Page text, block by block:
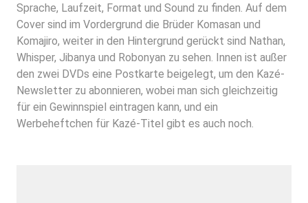
Sprache, Laufzeit, Format und Sound zu finden. Auf dem
Cover sind im Vordergrund die Brüder Komasan und
Komajiro, weiter in den Hintergrund gerückt sind Nathan,
Whisper, Jibanya und Robonyan zu sehen. Innen ist außer
den zwei DVDs eine Postkarte beigelegt, um den Kazé-
Newsletter zu abonnieren, wobei man sich gleichzeitig
für ein Gewinnspiel eintragen kann, und ein
Werbeheftchen für Kazé-Titel gibt es auch noch.